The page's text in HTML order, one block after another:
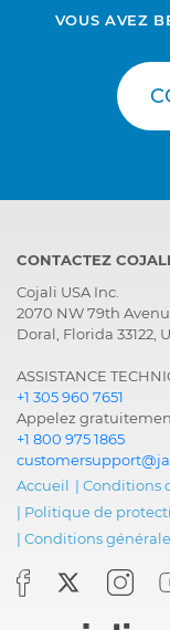
VOUS AVEZ
CONTACTEZ
Cojali USA Inc.
2070 NW 79th
Doral, Florida 33122,
ASSISTANCE
+1 305 960 7651
Appelez
+1 800 975 1865
Accueil | Conditions
| Politique de
| Conditions